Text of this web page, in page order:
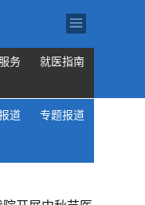
务
就医指南
道 专题报道